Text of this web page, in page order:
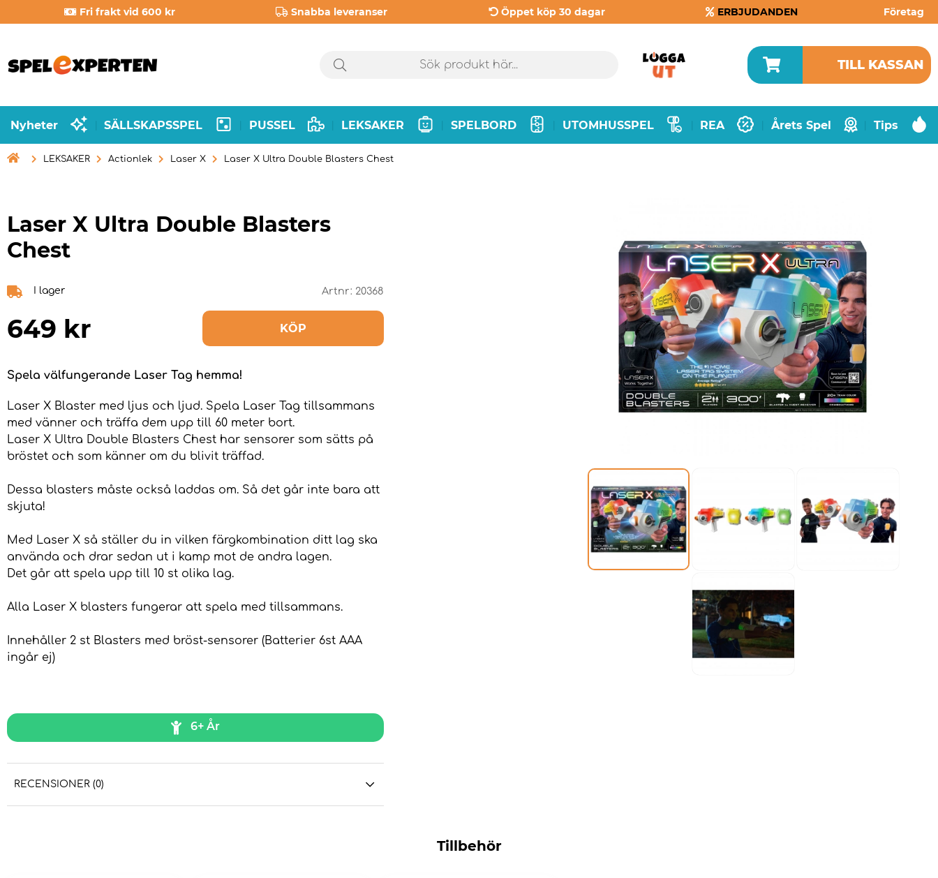
Fri frakt vid 600 kr Snabba leveranser Öppet köp 30 dagar ERBJUDANDEN Företag
TILL KASSAN
Nyheter SÄLLSKAPSSPEL PUSSEL LEKSAKER SPELBORD UTOMHUSSPEL REA Årets Spel Tips
 LEKSAKER Actionlek Laser X Laser X Ultra Double Blasters Chest
Laser X Ultra Double Blasters
Chest
I lager Artnr: 20368
649 kr KÖP
Spela välfungerande Laser Tag hemma!
Laser X Blaster med ljus och ljud. Spela Laser Tag tillsammans
med vänner och träffa dem upp till 60 meter bort.
Laser X Ultra Double Blasters Chest har sensorer som sätts på
bröstet och som känner om du blivit träffad.
Dessa blasters måste också laddas om. Så det går inte bara att
skjuta!
Med Laser X så ställer du in vilken färgkombination ditt lag ska
använda och drar sedan ut i kamp mot de andra lagen.
Det går att spela upp till 10 st olika lag.
Alla Laser X blasters fungerar att spela med tillsammans.
Innehåller 2 st Blasters med bröst-sensorer (Batterier 6st AAA
ingår ej)
6+ År
RECENSIONER (0)
Tillbehör